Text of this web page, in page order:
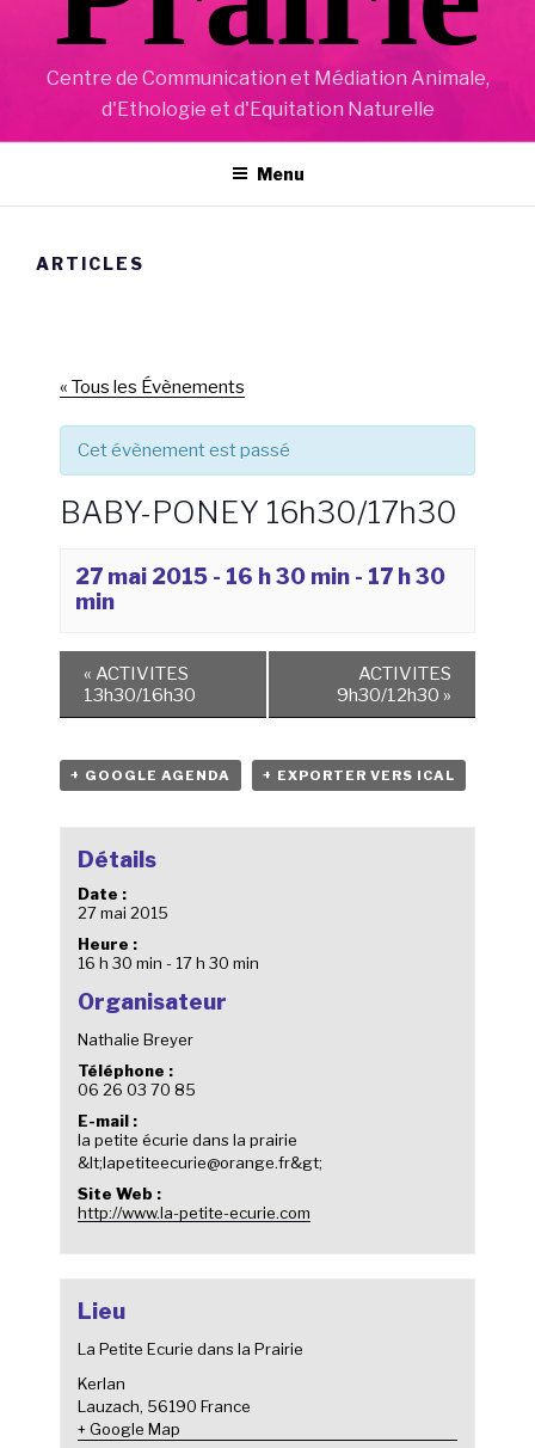
Centre de Communication et Médiation Animale,
d'Ethologie et d'Equitation Naturelle
Menu
ARTICLES
« Tous les Évènements
Cet évènement est passé
BABY-PONEY 16h30/17h30
27 mai 2015 - 16 h 30 min - 17 h 30
min
« ACTIVITES
13h30/16h30
ACTIVITES
9h30/12h30 »
+ GOOGLE AGENDA + EXPORTER VERS ICAL
Détails
Date :
27 mai 2015
Heure :
16 h 30 min - 17 h 30 min
Organisateur
Nathalie Breyer
Téléphone :
06 26 03 70 85
E-mail :
la petite écurie dans la prairie
&lt;lapetiteecurie@orange.fr&gt;
Site Web :
http://www.la-petite-ecurie.com
Lieu
La Petite Ecurie dans la Prairie
Kerlan
Lauzach, 56190 France
+ Google Map